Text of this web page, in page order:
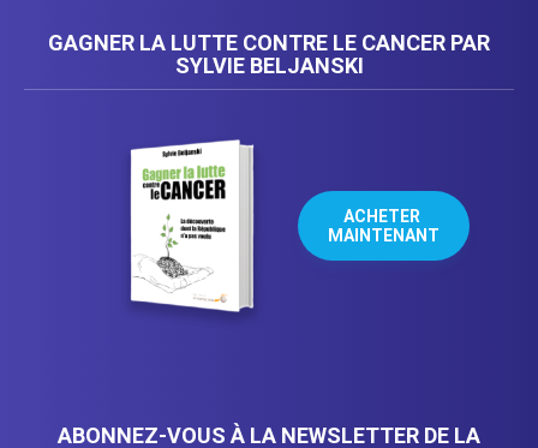
GAGNER LA LUTTE CONTRE LE CANCER PAR
SYLVIE BELJANSKI
ACHETER
MAINTENANT
ABONNEZ-VOUS À LA NEWSLETTER DE LA